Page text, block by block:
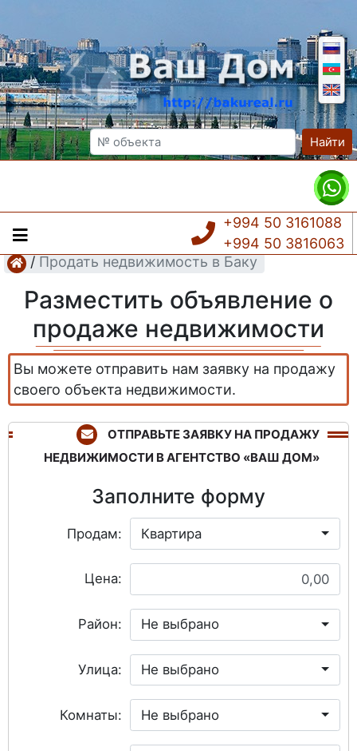
Найти
+994 50 3161088
+994 50 3816063
/ Продать недвижимость в Баку
Разместить объявление о
продаже недвижимости
Вы можете отправить нам заявку на продажу
своего объекта недвижимости.
ОТПРАВЬТЕ ЗАЯВКУ НА ПРОДАЖУ
НЕДВИЖИМОСТИ В АГЕНТСТВО «ВАШ ДОМ»
Заполните форму
Продам: Квартира
Цена:
Район: Не выбрано
Улица: Не выбрано
Комнаты: Не выбрано